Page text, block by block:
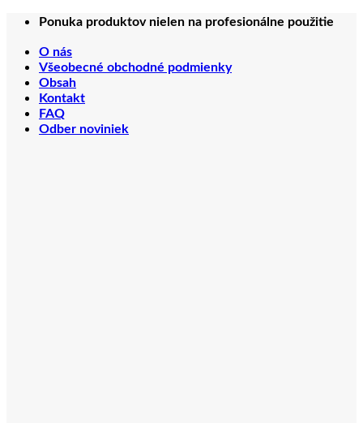
Preskočiť
obsah
Ponuka produktov nielen na profesionálne použitie
O nás
Všeobecné obchodné podmienky
Obsah
Kontakt
FAQ
Odber noviniek